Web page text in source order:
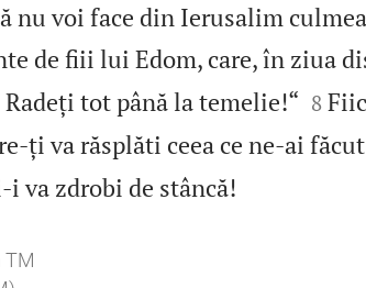
nu voi face din Ierusalim
de fiii lui Edom, care, în ziua
tot până la temelie!“
8
va răsplăti ceea ce ne‑ai
va zdrobi de stâncă!
TM